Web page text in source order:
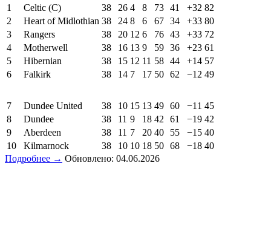
1
Celtic (C) 38 26 4 8 73 41 +32 82
2
Heart of Midlothian 38 24 8 6 67 34 +33 80
3
Rangers 38 20 12 6 76 43 +33 72
4
Motherwell 38 16 13 9 59 36 +23 61
5
Hibernian 38 15 12 11 58 44 +14 57
6
Falkirk 38 14 7 17 50 62 −12 49
7 Dundee United 38 10 15 13 49 60 −11 45
8
Dundee 38 11 9 18 42 61 −19 42
9
Aberdeen 38 11 7 20 40 55 −15 40
10
Kilmarnock 38 10 10 18 50 68 −18 40
Подробнее → Обновлено: 04.06.2026